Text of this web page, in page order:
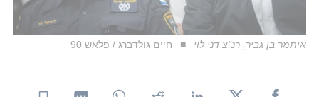
איתמר בן גביר, רנ"צ דני לוי חיים גולדברג / פלאש 90